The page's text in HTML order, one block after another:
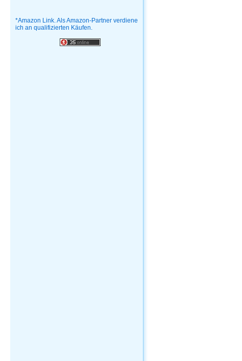
*Amazon Link. Als Amazon-Partner verdiene
ich an qualifizierten Käufen.